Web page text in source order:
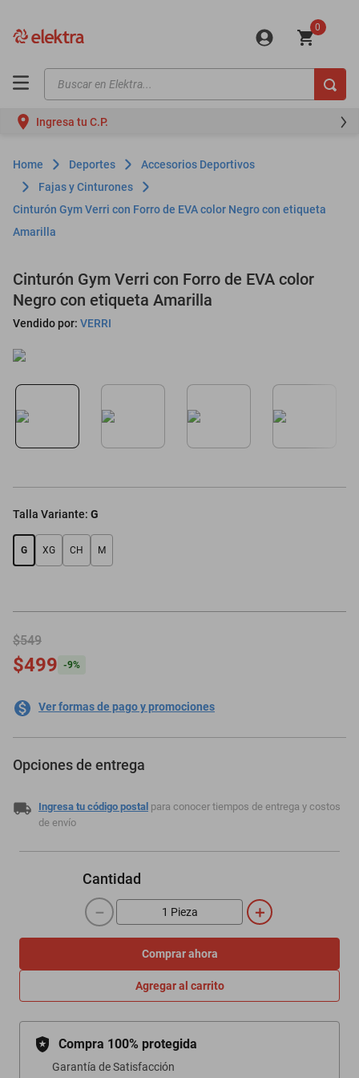
0
Buscar en Elektra...
Ingresa tu C.P.
Deportes
Accesorios Deportivos
Fajas y Cinturones
Cinturón Gym Verri con Forro de EVA color Negro con etiqueta
Amarilla
Cinturón Gym Verri con Forro de EVA color
Negro con etiqueta Amarilla
Vendido por: VERRI
Talla Variante: G
G XG CH M
$549
$499 -9%
Ver formas de pago y promociones
Opciones de entrega
Ingresa tu código postal para conocer tiempos de entrega y costos
de envío
Cantidad
＋
－
Comprar ahora
Agregar al carrito
Compra 100% protegida
Garantía de Satisfacción
motos
moto
celulares
iphones
lavadoras
colchones
salas
oppo